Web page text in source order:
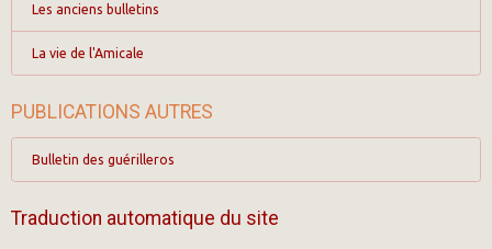
Les anciens bulletins
La vie de l'Amicale
PUBLICATIONS AUTRES
Bulletin des guérilleros
Traduction automatique du site